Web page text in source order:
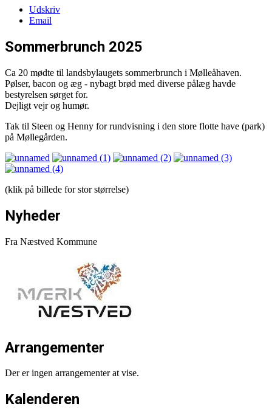
Udskriv
Email
Sommerbrunch 2025
Ca 20 mødte til landsbylaugets sommerbrunch i Mølleåhaven.
Pølser, bacon og æg - nybagt brød med diverse pålæg havde
bestyrelsen sørget for.
Dejligt vejr og humør.
Tak til Steen og Henny for rundvisning i den store flotte have (park)
på Møllegården.
(klik på billede for stor størrelse)
Nyheder
Fra Næstved Kommune
Arrangementer
Der er ingen arrangementer at vise.
Kalenderen